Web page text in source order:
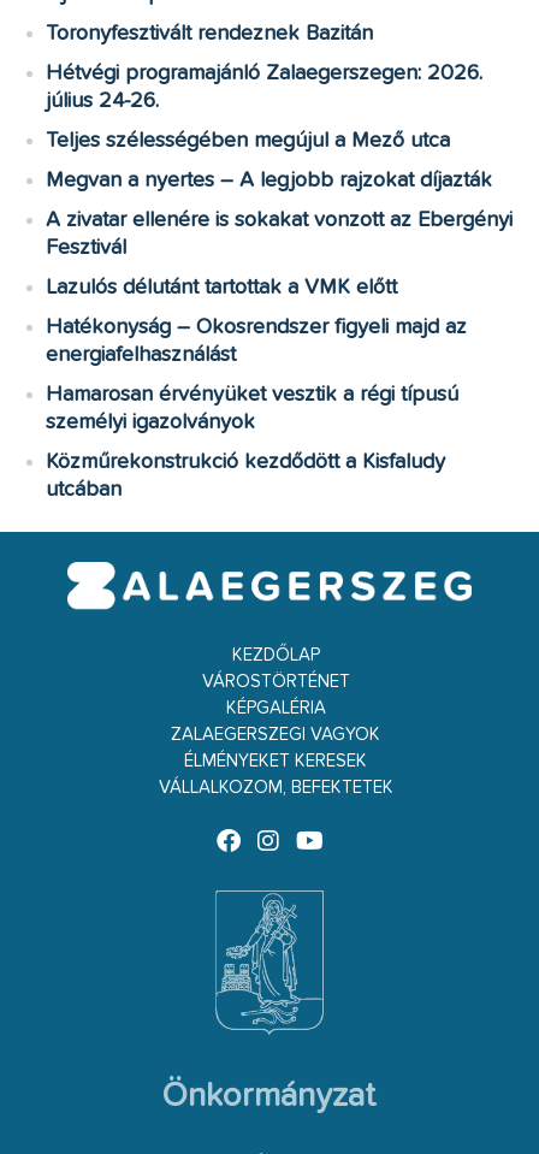
Toronyfesztivált rendeznek Bazitán
Hétvégi programajánló Zalaegerszegen: 2026.
július 24-26.
Teljes szélességében megújul a Mező utca
Megvan a nyertes – A legjobb rajzokat díjazták
A zivatar ellenére is sokakat vonzott az Ebergényi
Fesztivál
Lazulós délutánt tartottak a VMK előtt
Hatékonyság – Okosrendszer figyeli majd az
energiafelhasználást
Hamarosan érvényüket vesztik a régi típusú
személyi igazolványok
Közműrekonstrukció kezdődött a Kisfaludy
utcában
KEZDŐLAP
VÁROSTÖRTÉNET
KÉPGALÉRIA
ZALAEGERSZEGI VAGYOK
ÉLMÉNYEKET KERESEK
VÁLLALKOZOM, BEFEKTETEK
Önkormányzat